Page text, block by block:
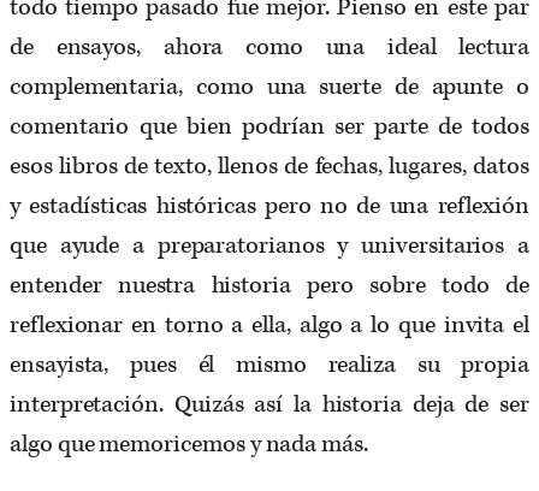
todo tiempo pasado fue mejor. Pienso en este par
de ensayos, ahora como una ideal lectura
complementaria, como una suerte de apunte o
comentario que bien podrían ser parte de todos
esos libros de texto, llenos de fechas, lugares, datos
y estadísticas históricas pero no de una reflexión
que ayude a preparatorianos y universitarios a
entender nuestra historia pero sobre todo de
reflexionar en torno a ella, algo a lo que invita el
ensayista, pues él mismo realiza su propia
interpretación. Quizás así la historia deja de ser
algo que memoricemos y nada más.